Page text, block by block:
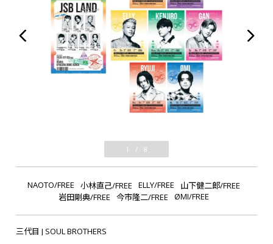
1 / 8
NAOTO/FREE 小林直己/FREE ELLY/FREE
山下健二郎/FREE
岩田剛典/FREE
今市隆二/FREE ØMI/FREE
三代目 J SOUL BROTHERS